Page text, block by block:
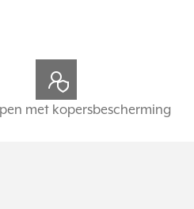
met kopersbescherming